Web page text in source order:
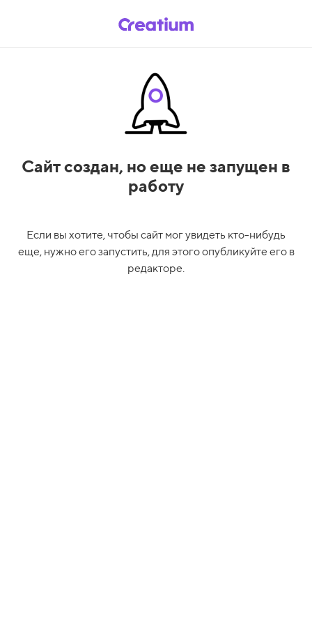
Сайт создан, но еще не запущен в
работу
Если вы хотите, чтобы сайт мог увидеть кто-нибудь
еще, нужно его запустить, для этого опубликуйте его в
редакторе.